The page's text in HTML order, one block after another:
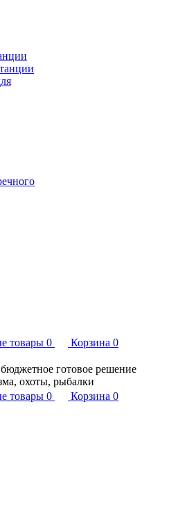
товары 0 Корзина 0
готовое решение
охоты, рыбалки
товары 0 Корзина 0